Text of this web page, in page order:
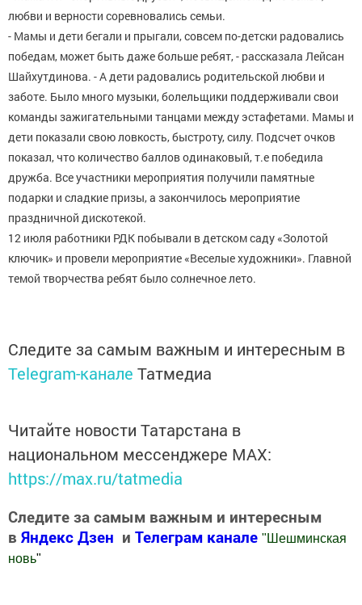
любви и верности соревновались семьи.
- Мамы и дети бегали и прыгали, совсем по-детски радовались
победам, может быть даже больше ребят, - рассказала Лейсан
Шайхутдинова. - А дети радовались родительской любви и
заботе. Было много музыки, болельщики поддерживали свои
команды зажигательными танцами между эстафетами. Мамы и
дети показали свою ловкость, быстроту, силу. Подсчет очков
показал, что количество баллов одинаковый, т.е победила
дружба. Все участники мероприятия получили памятные
подарки и сладкие призы, а закончилось мероприятие
праздничной дискотекой.
12 июля работники РДК побывали в детском саду «Золотой
ключик» и провели мероприятие «Веселые художники». Главной
темой творчества ребят было солнечное лето.
Следите за самым важным и интересным в
Telegram-канале Татмедиа
Читайте новости Татарстана в
национальном мессенджере MАХ:
https://max.ru/tatmedia
Следите за самым важным и интересным
в Яндекс Дзен и Телеграм канале " Шешминская
новь"